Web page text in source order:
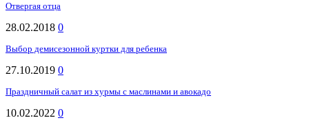
Отвергая отца
28.02.2018 0
Выбор демисезонной куртки для ребенка
27.10.2019 0
Праздничный салат из хурмы с маслинами и авокадо
10.02.2022 0